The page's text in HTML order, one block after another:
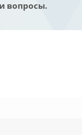
вопросы.